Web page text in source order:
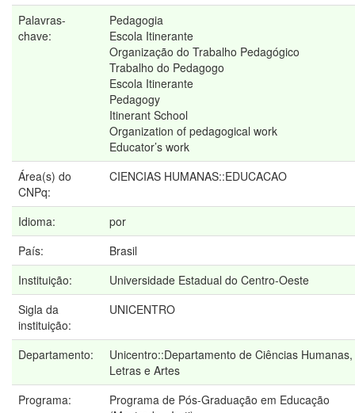
Palavras-
chave:
Pedagogia
Escola Itinerante
Organização do Trabalho Pedagógico
Trabalho do Pedagogo
Escola Itinerante
Pedagogy
Itinerant School
Organization of pedagogical work
Educator’s work
Área(s) do
CNPq:
CIENCIAS HUMANAS::EDUCACAO
Idioma:
por
País:
Brasil
Instituição:
Universidade Estadual do Centro-Oeste
Sigla da
instituição:
UNICENTRO
Departamento:
Unicentro::Departamento de Ciências Humanas,
Letras e Artes
Programa:
Programa de Pós-Graduação em Educação